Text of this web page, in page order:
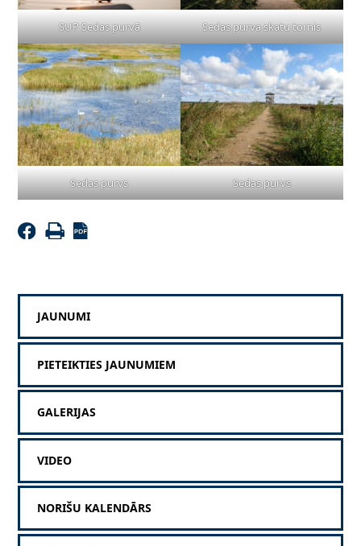
JAUNUMI
PIETEIKTIES JAUNUMIEM
GALERIJAS
VIDEO
NORIŠU KALENDĀRS
SUP Sedas purvā Sedas purva skatu tornis
Sedas purvs Sedas purvs